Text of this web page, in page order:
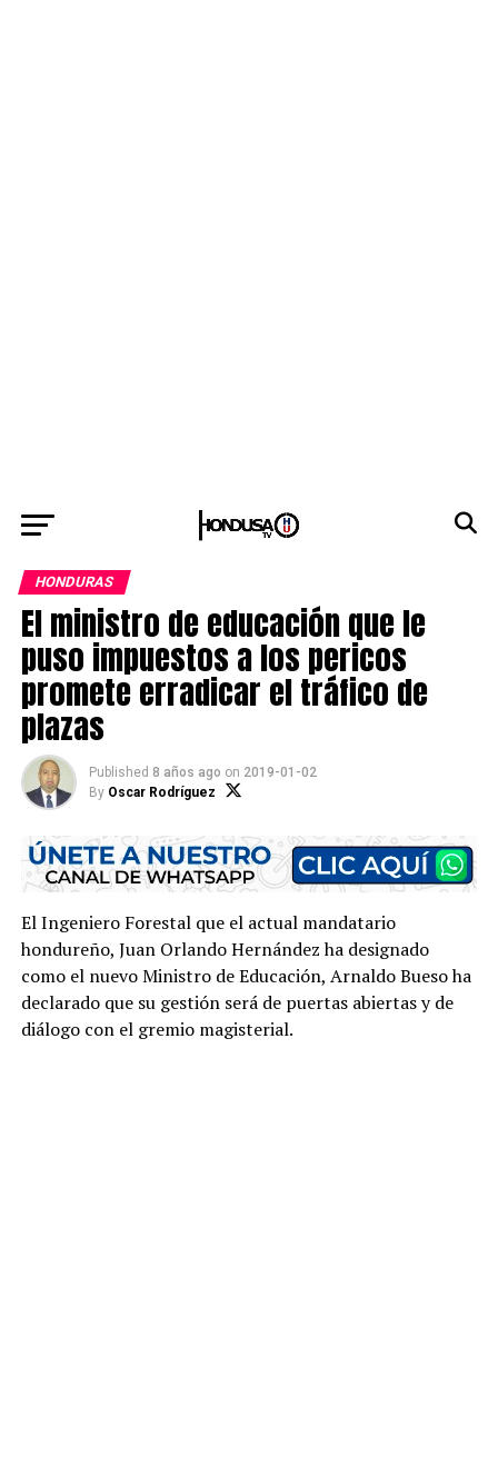
HONDURAS
El ministro de educación que le
puso impuestos a los pericos
promete erradicar el tráfico de
plazas
Published 8 años ago on 2019-01-02
By Oscar Rodríguez
El Ingeniero Forestal que el actual mandatario
hondureño, Juan Orlando Hernández ha designado
como el nuevo Ministro de Educación, Arnaldo Bueso ha
declarado que su gestión será de puertas abiertas y de
diálogo con el gremio magisterial.